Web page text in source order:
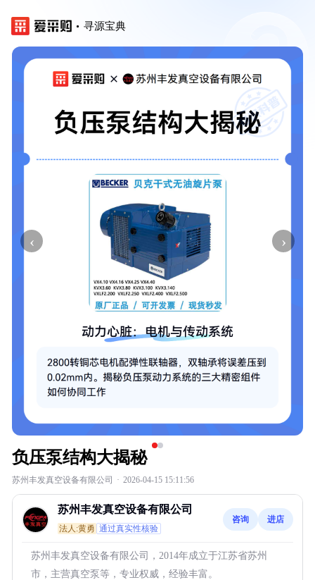
寻源宝典
‹ ›
负压泵结构大揭秘
苏州丰发真空设备有限公司 · 2026-04-15 15:11:56
苏州丰发真空设备有限公司
法人:黄勇 通过真实性核验
咨询 进店
苏州丰发真空设备有限公司，2014年成立于江苏省苏州
市，主营真空泵等，专业权威，经验丰富。